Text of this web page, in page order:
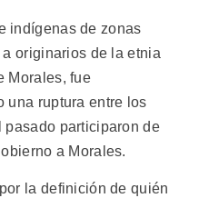
indígenas de zonas
originarios de la etnia
Morales, fue
una ruptura entre los
participaron de
a Morales.
la definición de quién